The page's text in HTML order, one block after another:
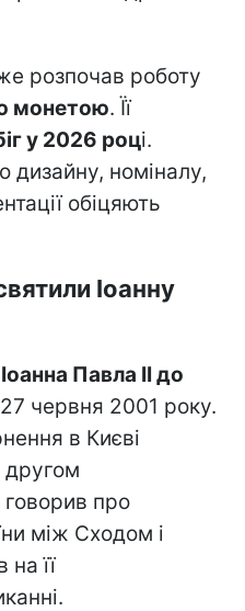
розпочав роботу
монетою. Її
у 2026 році.
дизайну, номіналу,
обіцяють
Іоанну
Іоанна Павла II до
червня 2001 року.
в Києві
другом
говорив про
між Сходом і
її